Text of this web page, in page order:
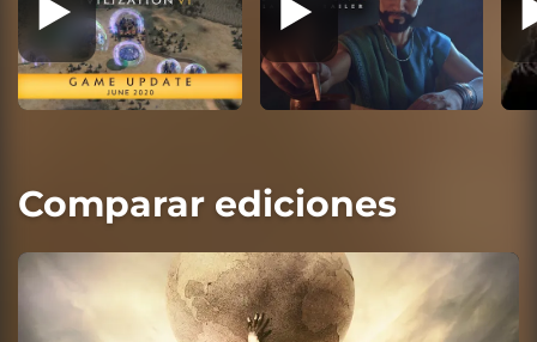
Comparar ediciones